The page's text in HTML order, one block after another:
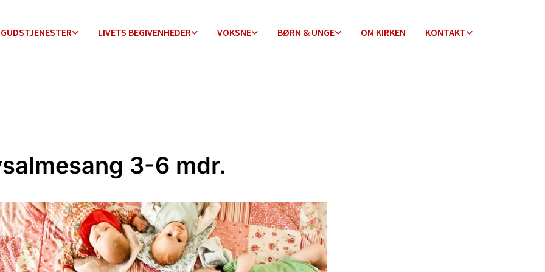
GUDSTJENESTER LIVETS BEGIVENHEDER VOKSNE BØRN & UNGE OM KIRKEN KONTAKT
3-6 mdr.